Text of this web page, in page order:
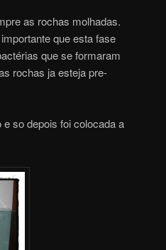
as rochas molhadas.
que esta fase
que se formaram
rochas ja esteja pre-
so depois foi colocada a